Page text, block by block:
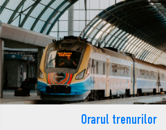
Orarul trenurilor